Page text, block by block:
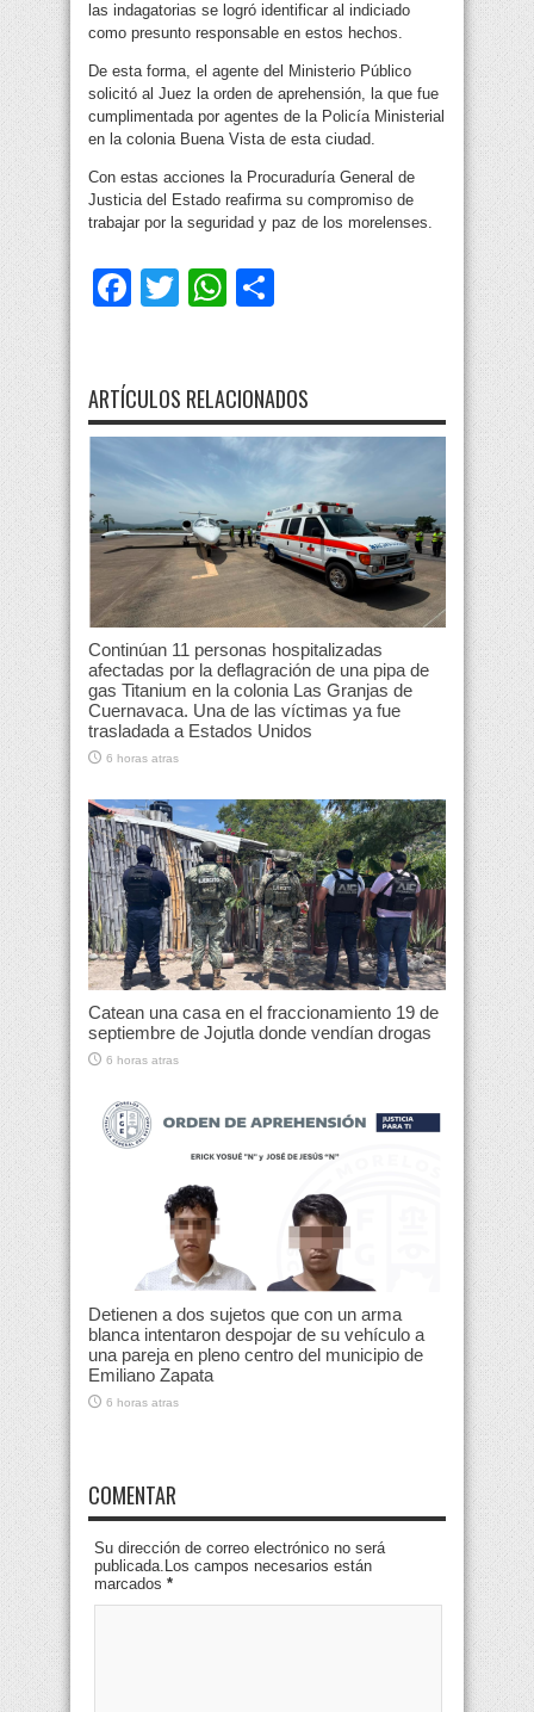
las indagatorias se logró identificar al indiciado
como presunto responsable en estos hechos.
De esta forma, el agente del Ministerio Público
solicitó al Juez la orden de aprehensión, la que fue
cumplimentada por agentes de la Policía Ministerial
en la colonia Buena Vista de esta ciudad.
Con estas acciones la Procuraduría General de
Justicia del Estado reafirma su compromiso de
trabajar por la seguridad y paz de los morelenses.
Facebook
TwitterWhatsApp
ARTÍCULOS RELACIONADOS
Continúan 11 personas hospitalizadas
afectadas por la deflagración de una pipa de
gas Titanium en la colonia Las Granjas de
Cuernavaca. Una de las víctimas ya fue
trasladada a Estados Unidos
6 horas atras
Catean una casa en el fraccionamiento 19 de
septiembre de Jojutla donde vendían drogas
6 horas atras
Detienen a dos sujetos que con un arma
blanca intentaron despojar de su vehículo a
una pareja en pleno centro del municipio de
Emiliano Zapata
6 horas atras
COMENTAR
Su dirección de correo electrónico no será
publicada.Los campos necesarios están
marcados *